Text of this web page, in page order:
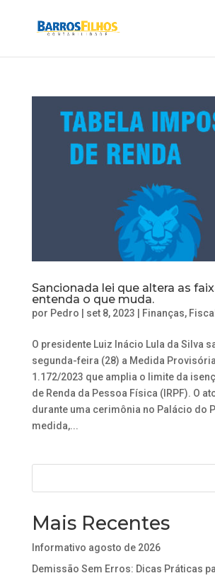
Sancionada lei que altera as
entenda o que muda.
por Pedro set 8, 2023 Finanças, Fiscal
O presidente Luiz Inácio Lula da Silva
segunda-feira (28) a Medida
1.172/2023 que amplia o limite da
de Renda da Pessoa Física (IRPF). O
durante uma cerimônia no Palácio do
medida,...
Mais Recentes
Informativo agosto de 2026
Demissão Sem Erros: Dicas Práticas